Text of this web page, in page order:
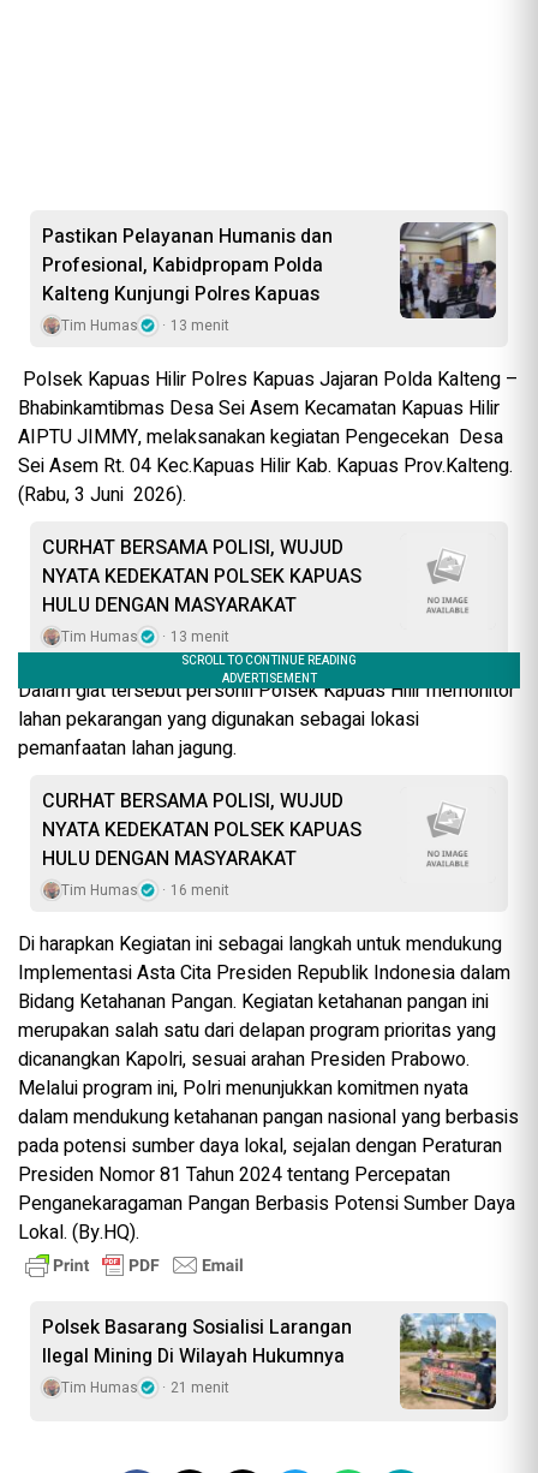
Pastikan Pelayanan Humanis dan
Profesional, Kabidpropam Polda
Kalteng Kunjungi Polres Kapuas
Tim Humas 13 menit
Polsek Kapuas Hilir Polres Kapuas Jajaran Polda Kalteng –
Bhabinkamtibmas Desa Sei Asem Kecamatan Kapuas Hilir
AIPTU JIMMY, melaksanakan kegiatan Pengecekan Desa
Sei Asem Rt. 04 Kec.Kapuas Hilir Kab. Kapuas Prov.Kalteng.
(Rabu, 3 Juni 2026).
CURHAT BERSAMA POLISI, WUJUD
NYATA KEDEKATAN POLSEK KAPUAS
HULU DENGAN MASYARAKAT
Tim Humas 13 menit
Dalam giat tersebut personil Polsek Kapuas Hilir memonitor
lahan pekarangan yang digunakan sebagai lokasi
pemanfaatan lahan jagung.
CURHAT BERSAMA POLISI, WUJUD
NYATA KEDEKATAN POLSEK KAPUAS
HULU DENGAN MASYARAKAT
Tim Humas 16 menit
Di harapkan Kegiatan ini sebagai langkah untuk mendukung
Implementasi Asta Cita Presiden Republik Indonesia dalam
Bidang Ketahanan Pangan. Kegiatan ketahanan pangan ini
merupakan salah satu dari delapan program prioritas yang
dicanangkan Kapolri, sesuai arahan Presiden Prabowo.
Melalui program ini, Polri menunjukkan komitmen nyata
dalam mendukung ketahanan pangan nasional yang berbasis
pada potensi sumber daya lokal, sejalan dengan Peraturan
Presiden Nomor 81 Tahun 2024 tentang Percepatan
Penganekaragaman Pangan Berbasis Potensi Sumber Daya
Lokal. (By.HQ).
Polsek Basarang Sosialisi Larangan
Ilegal Mining Di Wilayah Hukumnya
Tim Humas 21 menit